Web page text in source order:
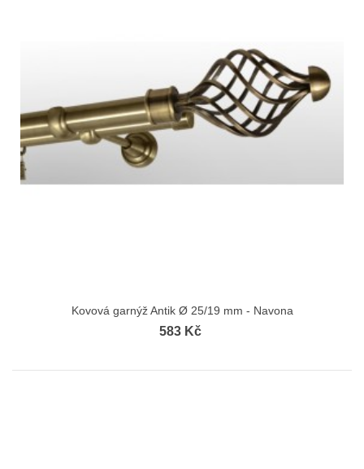
Kovová garnýž Antik Ø 25/19 mm - Navona
583 Kč